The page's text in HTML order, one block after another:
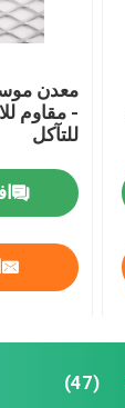
معدن
- مقاوم
للتآكل
(47)